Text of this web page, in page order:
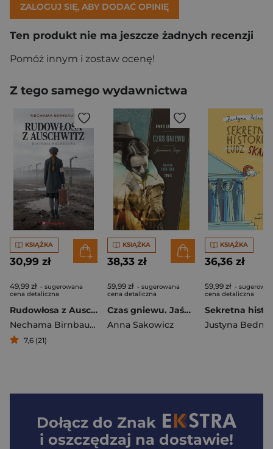
ZALOGUJ SIĘ, ABY DODAĆ OPINIĘ
Ten produkt nie ma jeszcze żadnych recenzji
Pomóż innym i zostaw ocenę!
Z tego samego wydawnictwa
KSIĄŻKA
30,99 zł
49,99 zł - sugerowana
cena detaliczna
Rudowłosa z Auschwitz
Nechama Birnbaum
7,6 (21)
KSIĄŻKA
38,33 zł
59,99 zł - sugerowana
cena detaliczna
Czas gniewu. Jaśminowa saga. Tom 2 wyd. 2
Anna Sakowicz
KSIĄŻKA
36,36 zł
59,99 zł -
cena detaliczna
Justyna
Dołącz do Znak
i oszczędzaj na dostawie!